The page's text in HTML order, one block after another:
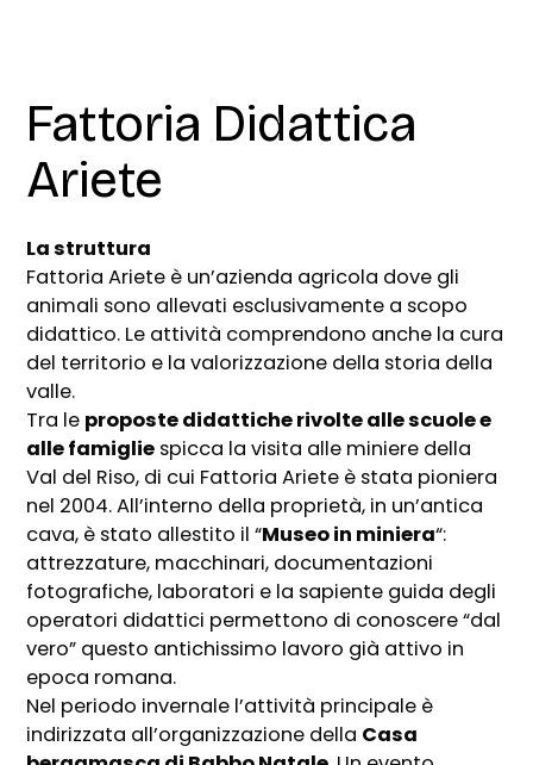
Fattoria Didattica
Ariete
La struttura
Fattoria Ariete è un’azienda agricola dove gli
animali sono allevati esclusivamente a scopo
didattico. Le attività comprendono anche la cura
del territorio e la valorizzazione della storia della
valle.
Tra le proposte didattiche rivolte alle scuole e
alle famiglie spicca la visita alle miniere della
Val del Riso, di cui Fattoria Ariete è stata pioniera
nel 2004. All’interno della proprietà, in un’antica
cava, è stato allestito il “Museo in miniera“:
attrezzature, macchinari, documentazioni
fotografiche, laboratori e la sapiente guida degli
operatori didattici permettono di conoscere “dal
vero” questo antichissimo lavoro già attivo in
epoca romana.
Nel periodo invernale l’attività principale è
indirizzata all’organizzazione della Casa